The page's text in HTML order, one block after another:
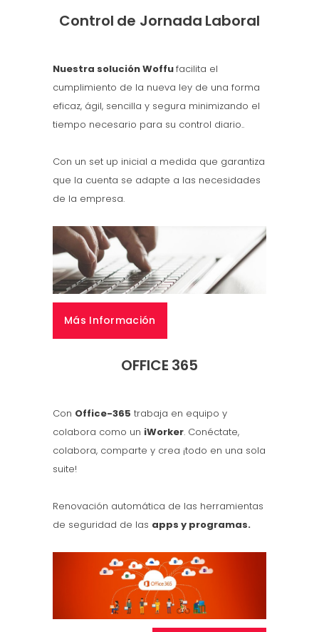
Más Información
Control de Jornada Laboral
Nuestra solución Woffufacilita el
cumplimiento de la nueva ley de una forma
eficaz, ágil, sencilla y segura minimizando el
tiempo necesario para su control diario..
Con un set up inicial a medida que garantiza
que la cuenta se adapte a las necesidades
de la empresa.
OFFICE 365
Con Office-365 trabaja en equipo y
colabora como un iWorker. Conéctate,
colabora, comparte y crea ¡todo en una sola
suite!
Renovación automática de las herramientas
de seguridad de las apps y programas.